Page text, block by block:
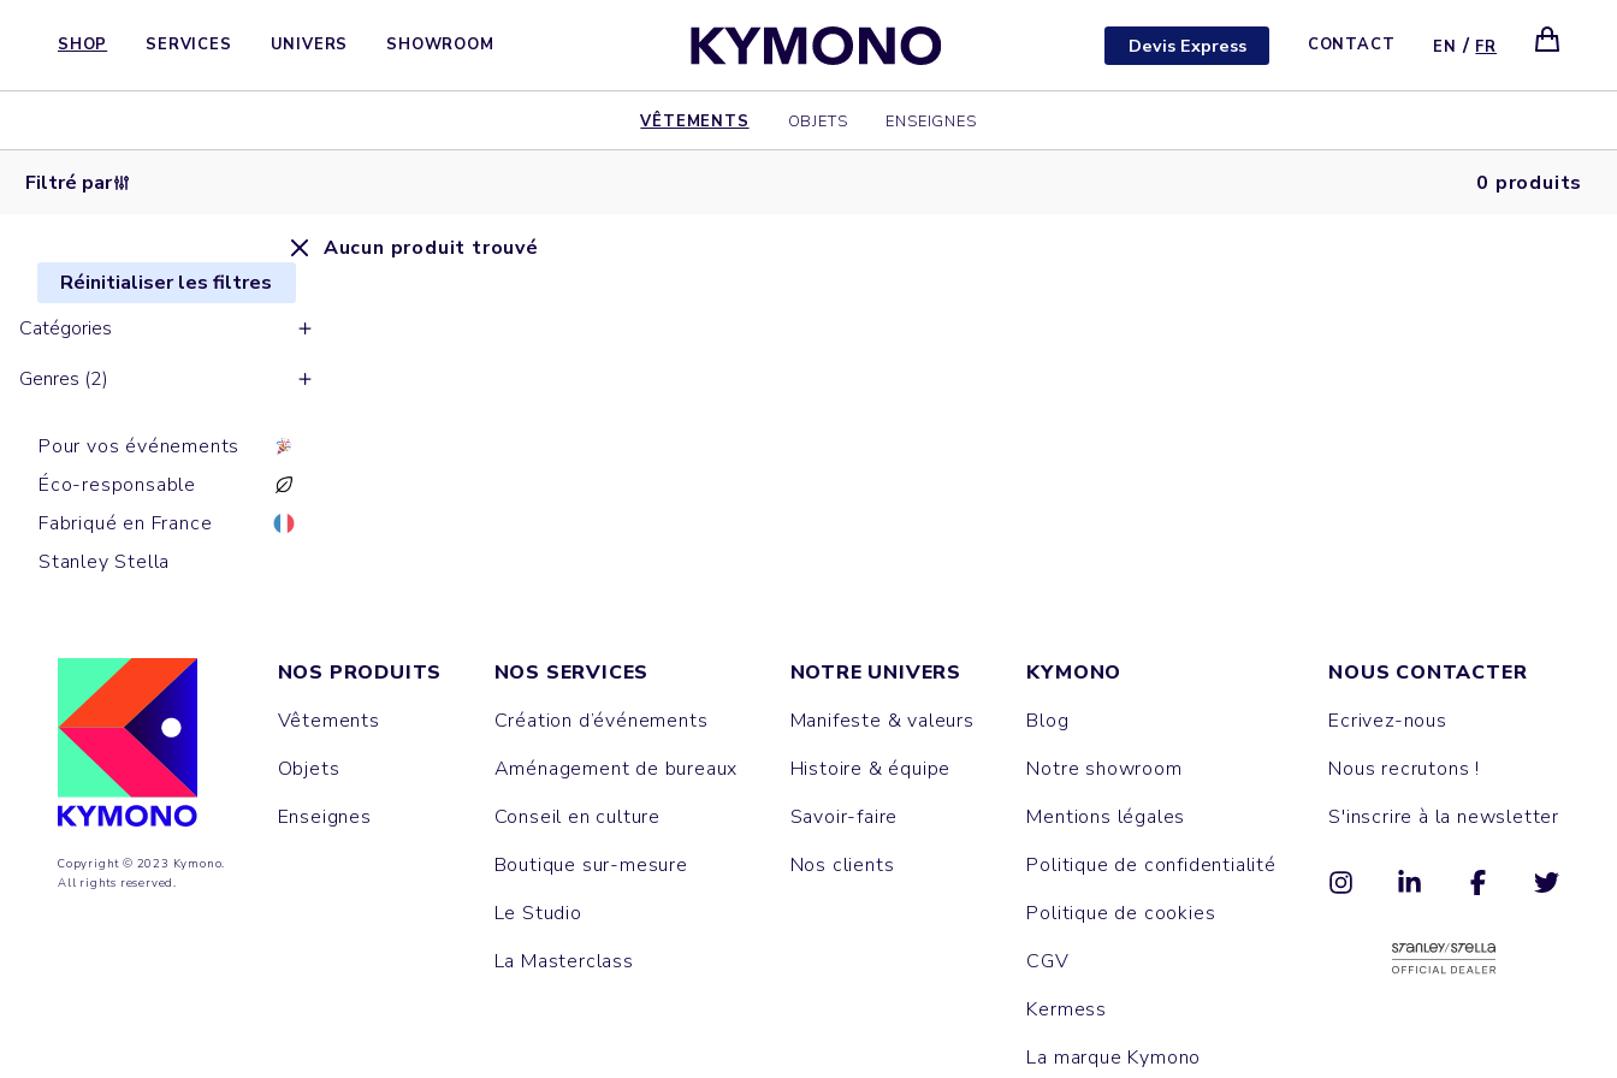
SHOP SERVICES UNIVERS SHOWROOM Devis Express CONTACT EN / FR
VÊTEMENTS OBJETS ENSEIGNES
Filtré par 0 produits
Réinitialiser les filtres
Catégories
Genres (2)
Pour vos événements
Éco-responsable
Fabriqué en France
Stanley Stella
Aucun produit trouvé
Copyright © 2023 Kymono.
All rights reserved.
NOS PRODUITS
Vêtements
Objets
Enseignes
NOS SERVICES
Création d’événements
Aménagement de bureaux
Conseil en culture
Boutique sur-mesure
Le Studio
La Masterclass
NOTRE UNIVERS
Manifeste & valeurs
Histoire & équipe
Savoir-faire
Nos clients
KYMONO
Blog
Notre showroom
Mentions légales
Politique de confidentialité
Politique de cookies
CGV
Kermess
La marque Kymono
NOUS CONTACTER
Ecrivez-nous
Nous recrutons !
S'inscrire à la newsletter